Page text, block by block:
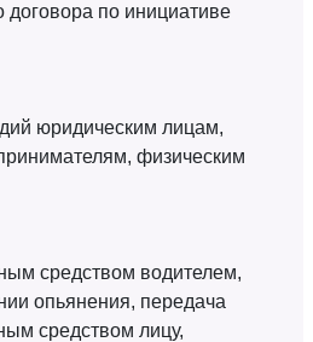
договора по инициативе
юридическим лицам,
физическим
средством водителем,
опьянения, передача
средством лицу,